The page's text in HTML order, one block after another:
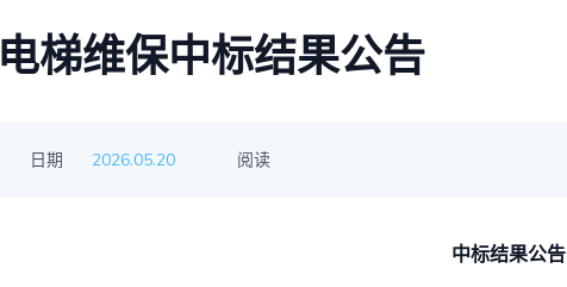
电梯维保中标结果公告
日期 2026.05.20 阅读
中标结果公告